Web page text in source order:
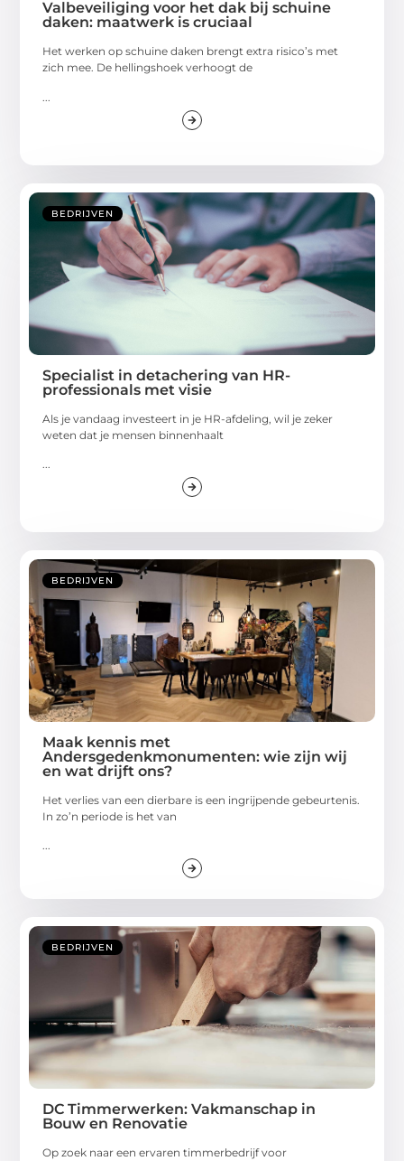
Valbeveiliging voor het dak bij schuine
daken: maatwerk is cruciaal
Het werken op schuine daken brengt extra risico’s met
zich mee. De hellingshoek verhoogt de
BEDRIJVEN
Specialist in detachering van HR-
professionals met visie
Als je vandaag investeert in je HR-afdeling, wil je zeker
weten dat je mensen binnenhaalt
BEDRIJVEN
Maak kennis met
Andersgedenkmonumenten: wie zijn wij
en wat drijft ons?
Het verlies van een dierbare is een ingrijpende gebeurtenis.
In zo’n periode is het van
...
BEDRIJVEN
DC Timmerwerken: Vakmanschap in
Bouw en Renovatie
Op zoek naar een ervaren timmerbedrijf voor